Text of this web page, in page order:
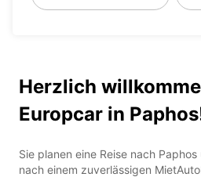
Herzlich
Europcar in
Sie planen eine Reise nach
nach einem zuverlässigen